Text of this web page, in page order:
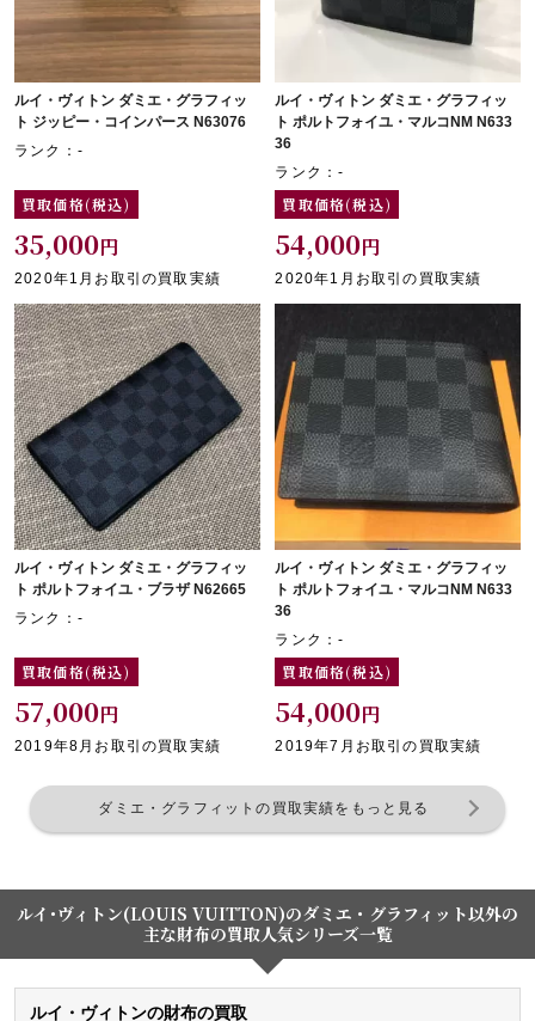
ルイ・ヴィトン ダミエ・グラフィッ
ト ジッピー・コインパース N63076
ランク：-
買取価格(税込)
35,000円
2020年1月お取引の買取実績
ルイ・ヴィトン ダミエ・グラフィッ
ト ポルトフォイユ・マルコNM N633
36
ランク：-
買取価格(税込)
54,000円
2020年1月お取引の買取実績
ルイ・ヴィトン ダミエ・グラフィッ
ト ポルトフォイユ・ブラザ N62665
ランク：-
買取価格(税込)
57,000円
2019年8月お取引の買取実績
ルイ・ヴィトン ダミエ・グラフィッ
ト ポルトフォイユ・マルコNM N633
36
ランク：-
買取価格(税込)
54,000円
2019年7月お取引の買取実績
ダミエ・グラフィットの買取実績をもっと見る
ルイ･ヴィトン(LOUIS VUITTON)のダミエ・グラフィット以外の
主な財布の買取人気シリーズ一覧
ルイ・ヴィトンの財布の買取